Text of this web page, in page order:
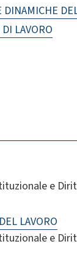
LAVORO
e
LAVORO
e